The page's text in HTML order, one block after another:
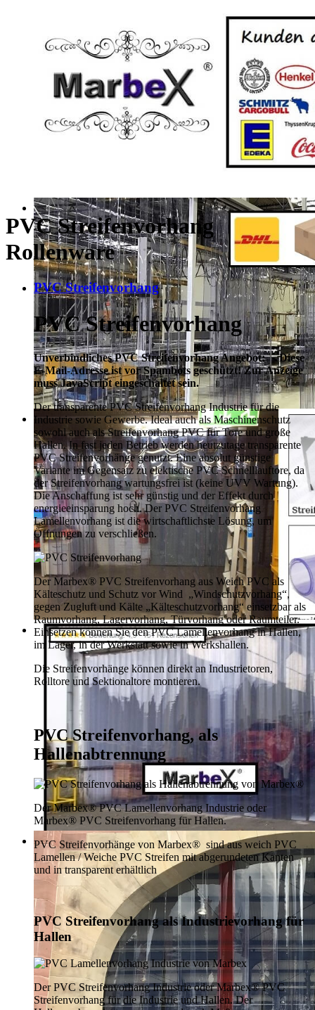
PVC Streifenvorhang
Rollenware
PVC Streifenvorhang
PVC Streifenvorhang
Unverbindliches PVC Streifenvorhang Angebot:
Diese
E-Mail-Adresse ist vor Spambots geschützt! Zur Anzeige
muss JavaScript eingeschaltet sein.
Der transparente PVC Streifenvorhang Industrie für die
Industrie sowie Gewerbe. Ideal auch als Maschinenschutz
sowohl auch als Streifenvorhang PVC für Tore und große
Hallen. In fast jeden Betrieb werden heutzutage transparente
PVC Streifenvorhänge genutzt. Eine absolut günstige
Variante im Gegensatz zu elektische PVC Schnelllauftore, da
der Streifenvorhang wartungsfrei ist (keine UVV Wartung).
Die Anschaffung ist sehr günstig und der Effekt durch
energieeinsparung hoch. Der PVC Streifenvorhang
Lamellenvorhang ist die wirtschaftlichste Lösung, um
Öffnungen zu verschließen.
Der Marbex® PVC Streifenvorhang aus Weich PVC als
Kälteschutz und Schutz vor Wind „Windschutzvorhang“,
gegen Zugluft und Kälte „Kälteschutzvorhang“ einsetzbar als
Raumvorhang, Lagervorhang, Türvorhang oder Raumteiler.
Einsetzen können Sie den PVC Lamellenvorhang in Hallen,
im Lager, in der Werkstatt sowie in Werkshallen.
Die Streifenvorhänge können direkt an Industrietoren,
Rolltore und Sektionaltore montieren.
PVC Streifenvorhang, als
Hallenabtrennung
Der Marbex® PVC Lamellenvorhang Industrie oder
Marbex® PVC Streifenvorhang für Hallen.
PVC Streifenvorhänge von Marbex® sind aus weich PVC
Lamellen / Weiche PVC Streifen mit abgerundeten Kanten
und in transparent erhältlich
PVC Streifenvorhang als Industrievorhang für
Hallen
Der PVC Streifenvorhang Industrie oder Marbex® PVC
Streifenvorhang für die Industrie und Hallen. Der